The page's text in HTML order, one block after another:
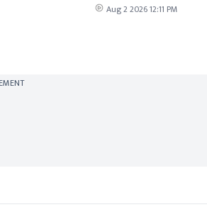
Aug 2 2026 12:11 PM